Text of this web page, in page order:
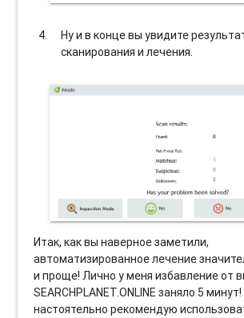
Ну и в конце вы увидите
сканирования и лечения.
Итак, как вы наверное заметили,
автоматизированное лечение
и проще! Лично у меня избавление от
SEARCHPLANET.ONLINE заняло 5
настоятельно рекомендую